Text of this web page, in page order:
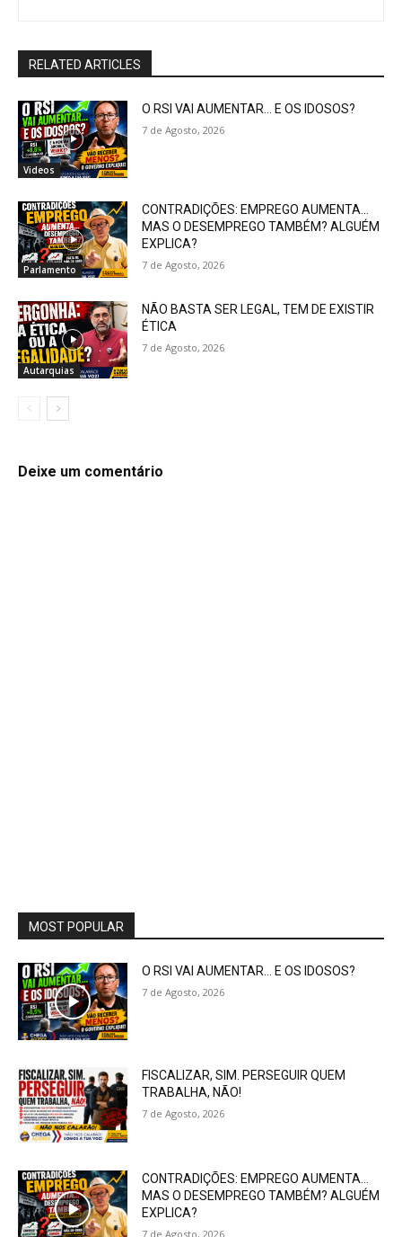
RELATED ARTICLES
Videos
O RSI VAI AUMENTAR… E OS IDOSOS?
7 de Agosto, 2026
Parlamento
CONTRADIÇÕES: EMPREGO AUMENTA…
MAS O DESEMPREGO TAMBÉM? ALGUÉM
EXPLICA?
7 de Agosto, 2026
Autarquias
NÃO BASTA SER LEGAL, TEM DE EXISTIR
ÉTICA
7 de Agosto, 2026
Deixe um comentário
MOST POPULAR
O RSI VAI AUMENTAR… E OS IDOSOS?
7 de Agosto, 2026
FISCALIZAR, SIM. PERSEGUIR QUEM
TRABALHA, NÃO!
7 de Agosto, 2026
CONTRADIÇÕES: EMPREGO AUMENTA…
MAS O DESEMPREGO TAMBÉM? ALGUÉM
EXPLICA?
7 de Agosto, 2026